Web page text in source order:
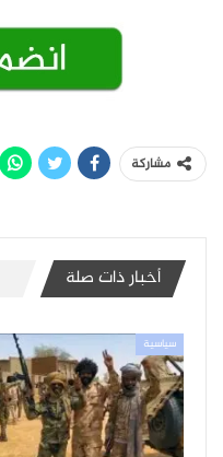
مشاركة
أخبار ذات صلة
سياسية